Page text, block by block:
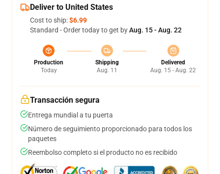
Deliver to United States
Cost to ship:$6.99
Standard - Order today to get byAug. 15 - Aug. 22
Production
Today
Shipping
Aug. 11
Delivered
Aug. 15 - Aug. 22
Transacción segura
Entrega mundial a tu puerta
Número de seguimiento proporcionado para todos los
paquetes
Reembolso completo si el producto no es recibido